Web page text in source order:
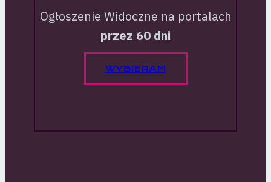
Ogłoszenie Widoczne na portalach
przez 60 dni
WYBIERAM